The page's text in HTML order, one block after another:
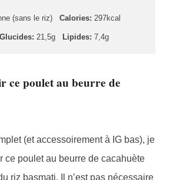
(sans le riz) Calories: 297kcal
Glucides: 21,5g Lipides: 7,4g
ce poulet au beurre de
(et accessoirement à IG bas), je
ce poulet au beurre de cacahuète
riz basmati. Il n’est pas nécessaire